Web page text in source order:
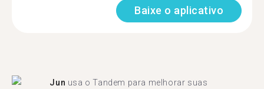
Baixe o aplicativo
Jun usa o Tandem para melhorar suas